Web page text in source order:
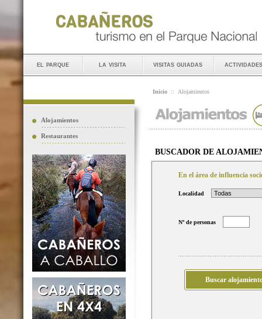
el parque la visita visitas guiadas actividades
Alojamientos
Restaurantes
Inicio :: Alojamientos
BUSCADOR DE
En el área de influencia
Localidad
Nº de personas